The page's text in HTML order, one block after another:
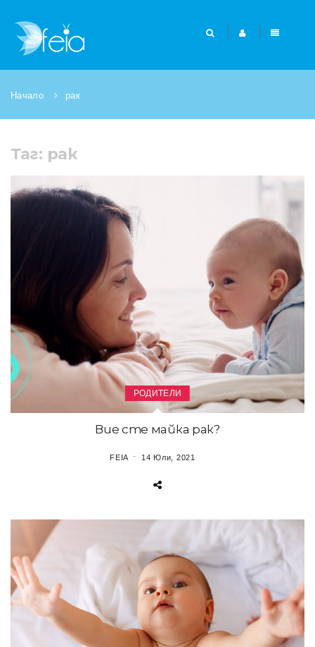
Начало рак
Таг: рак
РОДИТЕЛИ
Вие сте майка рак?
FEIA 14 Юли, 2021